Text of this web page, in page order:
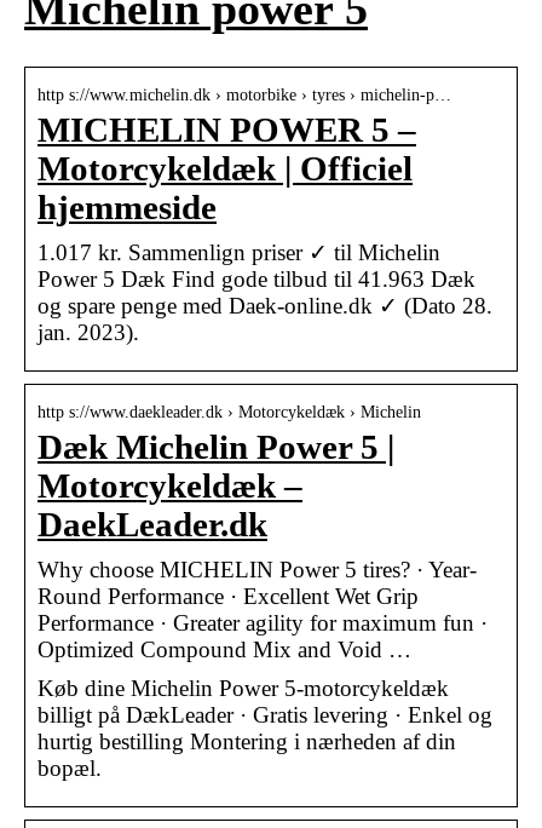
http s://www.michelin.dk › motorbike › tyres › michelin-p…
MICHELIN POWER 5 –
Motorcykeldæk | Officiel
hjemmeside
1.017 kr. Sammenlign priser ✓ til Michelin
Power 5 Dæk Find gode tilbud til 41.963 Dæk
og spare penge med Daek-online.dk ✓ (Dato 28.
jan. 2023).
http s://www.daekleader.dk › Motorcykeldæk › Michelin
Dæk Michelin Power 5 |
Motorcykeldæk –
DaekLeader.dk
Why choose MICHELIN Power 5 tires? · Year-
Round Performance · Excellent Wet Grip
Performance · Greater agility for maximum fun ·
Optimized Compound Mix and Void …
Køb dine Michelin Power 5-motorcykeldæk
billigt på DækLeader · Gratis levering · Enkel og
hurtig bestilling Montering i nærheden af din
bopæl.